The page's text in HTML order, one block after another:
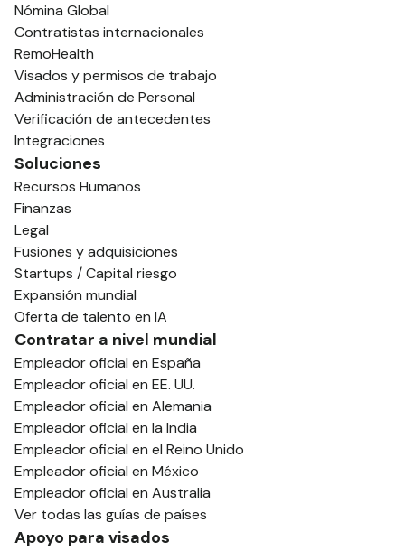
Nómina Global
Contratistas internacionales
RemoHealth
Visados y permisos de trabajo
Administración de Personal
Verificación de antecedentes
Integraciones
Soluciones
Recursos Humanos
Finanzas
Legal
Fusiones y adquisiciones
Startups / Capital riesgo
Expansión mundial
Oferta de talento en IA
Contratar a nivel mundial
Empleador oficial en España
Empleador oficial en EE. UU.
Empleador oficial en Alemania
Empleador oficial en la India
Empleador oficial en el Reino Unido
Empleador oficial en México
Empleador oficial en Australia
Ver todas las guías de países
Apoyo para visados